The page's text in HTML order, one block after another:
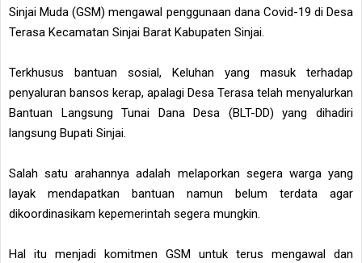
Sinjai Muda (GSM) mengawal penggunaan dana Covid-19 di Desa
Terasa Kecamatan Sinjai Barat Kabupaten Sinjai.
Terkhusus bantuan sosial, Keluhan yang masuk terhadap
penyaluran bansos kerap, apalagi Desa Terasa telah menyalurkan
Bantuan Langsung Tunai Dana Desa (BLT-DD) yang dihadiri
langsung Bupati Sinjai.
Salah satu arahannya adalah melaporkan segera warga yang
layak mendapatkan bantuan namun belum terdata agar
dikoordinasikam kepemerintah segera mungkin.
Hal itu menjadi komitmen GSM untuk terus mengawal dan